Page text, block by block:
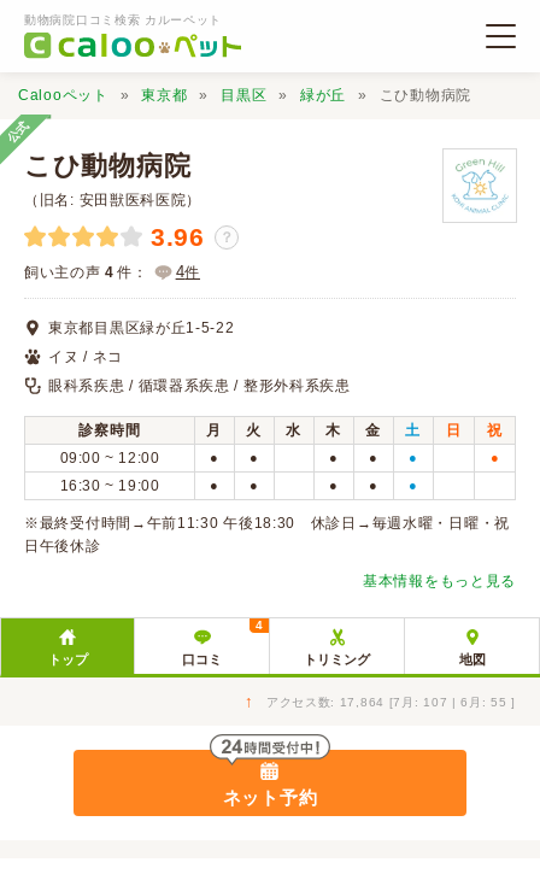
動物病院口コミ検索 カルーペット
動物病院検索
Calooペットとは？
口コミ投稿
Calooペット 東京都 目黒区 緑が丘 こひ動物病院
公式
こひ動物病院
（旧名: 安田獣医科医院）
3.96 ？
飼い主の声 4 件： 4件
東京都目黒区緑が丘1-5-22
イヌ / ネコ
眼科系疾患 / 循環器系疾患 / 整形外科系疾患
診察時間 月 火 水 木 金 土 日
祝
09:00 ~ 12:00
● ● ● ● ● ●
16:30 ~ 19:00 ● ● ● ● ●
※最終受付時間→午前11:30 午後18:30 休診日→毎週水曜・日曜・祝
日午後休診
基本情報をもっと見る
トップ 口コミ
4
トリミング 地図
↑ アクセス数: 17,864 [7月: 107 | 6月: 55 ]
ネット予約